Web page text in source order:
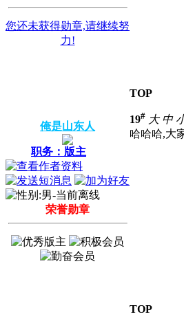
您还未获得勋章,请继续努
力!
TOP
俺是山东人
职务：版主
荣誉勋章
19# 大 中
哈哈哈,大
TOP